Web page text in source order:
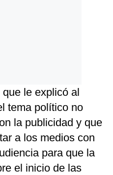
que le explicó al
tema político no
la publicidad y que
a los medios con
para que la
el inicio de las